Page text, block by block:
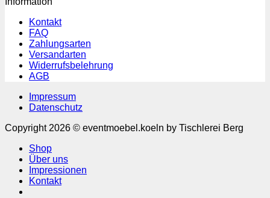
Kontakt
FAQ
Zahlungsarten
Versandarten
Widerrufsbelehrung
AGB
Impressum
Datenschutz
Copyright 2026 © eventmoebel.koeln by Tischlerei Berg
Shop
Über uns
Impressionen
Kontakt